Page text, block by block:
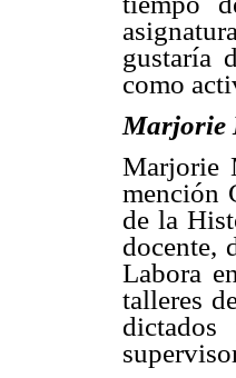
gustaría
como
Marjorie
Marjorie
mención
de la
docente,
Labora
talleres